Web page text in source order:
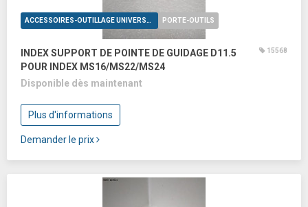
ACCESSOIRES-OUTILLAGE UNIVERSELS PORTE-OUTILS
INDEX SUPPORT DE POINTE DE GUIDAGE D11.5
POUR INDEX MS16/MS22/MS24
15568
Disponible dès maintenant
Plus d'informations
Demander le prix